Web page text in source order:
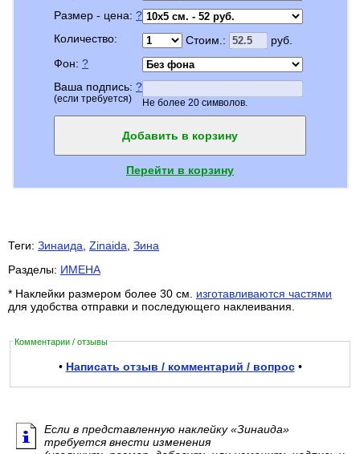
Размер - цена: ?
Количество:
Стоим.:
руб.
Фон: ?
Ваша подпись: ?
(если требуется) Не более 20 символов.
Добавить в корзину
Перейти в корзину
Теги: Зинаида Zinaida Зина
Разделы: ИМЕНА
* Наклейки размером более 30 см. изготавливаются частями
для удобства отправки и последующего наклеивания.
Комментарии / отзывы
• Написать отзыв / комментарий / вопрос•
Если в представленную наклейку «Зинаида»
требуется внести изменения